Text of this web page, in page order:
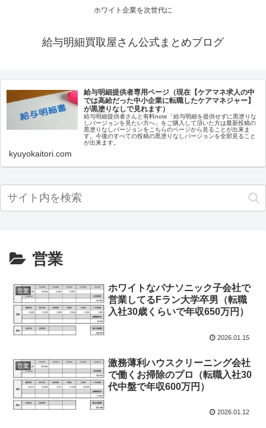
ホワイト企業を次世代に
給与明細買取屋さん公式まとめブログ
給与明細提供者専用ページ（現在【ケアマネ求人の中
では高給だった中小企業に転職したケアマネジャー】
が黒塗りなしで見れます）
給与明細提供者さんと有料note「給与明細を提供せずに黒塗りな
しバージョンを見たい方へ」をご購入して頂いた方は最新投稿の
黒塗りなしバージョンをこちらのページから見ることが出来ま
す。今後のすべての投稿の黒塗りなしバージョンを全部見ること
が出来ます。
kyuyokaitori.com
営業
営業
ホワイトなパナソニック子会社で
営業してるFラン大学卒男（転職
入社30歳くらいで年収650万円）
2026.01.15
営業
激務薄利ハウスクリーニング会社
で働くお掃除のプロ（転職入社30
代中盤で年収600万円）
2026.01.12